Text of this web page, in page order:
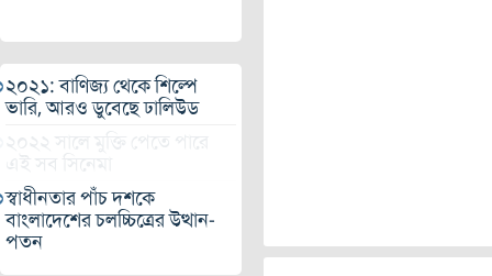
২০২১: বাণিজ্য থেকে শিল্পে
ভারি, আরও ডুবেছে ঢালিউড
স্বাধীনতার পাঁচ দশকে
বাংলাদেশের চলচ্চিত্রের উত্থান-
পতন